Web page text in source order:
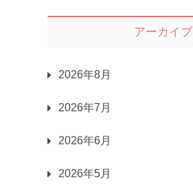
アーカイブ
2026年8月
2026年7月
2026年6月
2026年5月